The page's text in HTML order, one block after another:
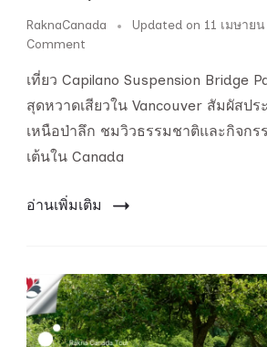
RaknaCanada Updated on 11 เมษาย
Comment
Suspension
Bridge
แขวน
สุด
เที่ยว Capilano Suspension Bridge
สุดหวาดเสียวใน Vancouver สัมผัสป
เหนือป่าลึก ชมวิวธรรมชาติและกิจก
เต้นใน Canada
อ่านเพิ่มเติม